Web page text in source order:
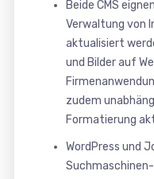
Beide CMS
Verwaltung von
aktualisiert
und Bilder auf
zudem
Formatierung
WordPress und